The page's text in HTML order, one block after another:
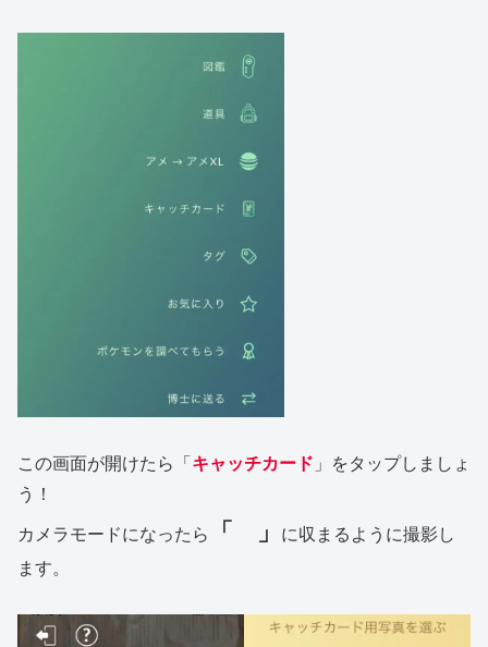
この画面が開けたら「キャッチカード 」をタップしましょ
う！
カメラモードになったら
「 」 に収まるように撮影し
ます。